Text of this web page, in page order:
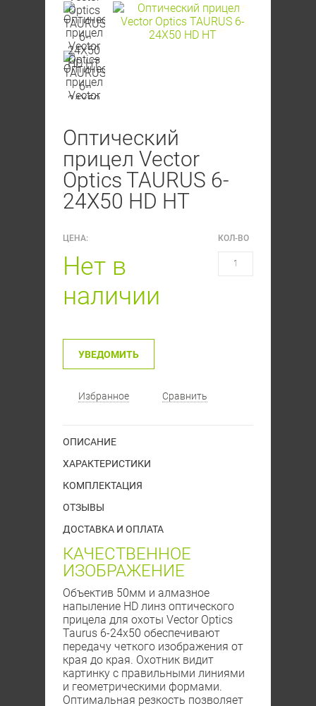
Оптический
прицел Vector
Optics TAURUS 6-
24X50 HD HT
ЦЕНА:
Нет в
наличии
КОЛ-ВО
УВЕДОМИТЬ
Избранное Сравнить
ОПИСАНИЕ
ХАРАКТЕРИСТИКИ
КОМПЛЕКТАЦИЯ
ОТЗЫВЫ
ДОСТАВКА И ОПЛАТА
КАЧЕСТВЕННОЕ
ИЗОБРАЖЕНИЕ
Объектив 50мм и алмазное
напыление HD линз оптического
прицела для охоты Vector Optics
Taurus 6-24x50 обеспечивают
передачу четкого изображения от
края до края. Охотник видит
картинку с правильными линиями
и геометрическими формами.
Оптимальная резкость позволяет